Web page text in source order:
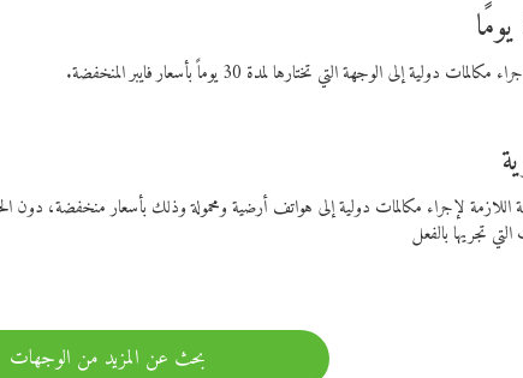
اللازمة لإجراء مكالمات دولية إلى هواتف أرضية ومحمولة وذلك بأسعار
تجريها بالفعل
بحث عن المزيد من الوجهات